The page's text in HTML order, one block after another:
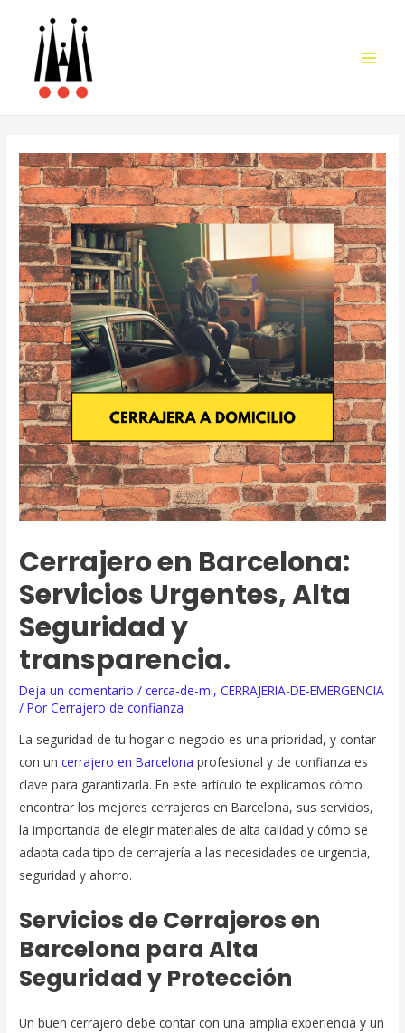
Cerrajero en Barcelona:
Servicios Urgentes, Alta
Seguridad y
transparencia.
Deja un comentario /cerca-de-mi,CERRAJERIA-DE-EMERGENCIA
/ PorCerrajero de confianza
La seguridad de tu hogar o negocio es una prioridad, y contar
con uncerrajero en Barcelona profesional y de confianza es
clave para garantizarla. En este artículo te explicamos cómo
encontrar los mejores cerrajeros en Barcelona, sus servicios,
la importancia de elegir materiales de alta calidad y cómo se
adapta cada tipo de cerrajería a las necesidades de urgencia,
seguridad y ahorro.
Servicios de Cerrajeros en
Barcelona para Alta
Seguridad y Protección
Un buen cerrajero debe contar con una amplia experiencia y un